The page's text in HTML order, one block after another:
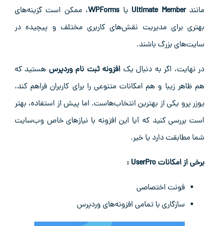
مانندUltimate Member یاWPForms، ممکن است گزینه‌های
بهتری برای مدیریت نقش‌های کاربری مختلف و پیچیده در
سایت‌های بزرگ باشند.
در نهایت، اگر به دنبال یک افزونه ثبت نام وردپرس هستید که
هم ظاهر زیبا و هم امکانات متنوعی را برای کاربران فراهم کند،
یوزر پرو یکی از بهترین انتخاب‌هاست. اما پیش از استفاده، بهتر
است بررسی کنید که آیا این افزونه با نیازهای خاص وب‌سایت
شما مطابقت دارد یا خیر.
برخی از امکانات UserPro :
فونت اختصاصی
سازگاری با تمامی افزونه‌های وردپرس